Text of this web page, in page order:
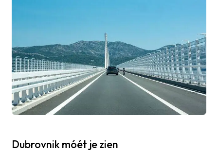
Dubrovnik móét je zien